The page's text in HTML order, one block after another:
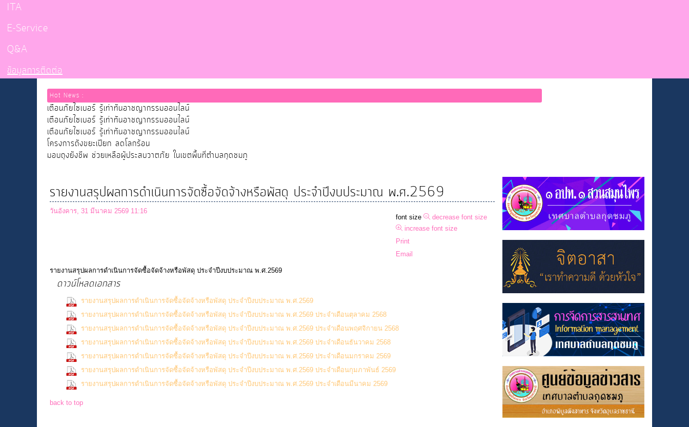
ITA
E-Service
Q&A
ข้อมูลการติดต่อ
Hot News :
เตือนภัยไซเบอร์ รู้เท่าทันอาชญากรรมออนไลน์
เตือนภัยไซเบอร์ รู้เท่าทันอาชญากรรมออนไลน์
เตือนภัยไซเบอร์ รู้เท่าทันอาชญากรรมออนไลน์
โครงการถังขยะเปียก ลดโลกร้อน
มอบถุงยังชีพ ช่วยเหลือผู้ประสบวาตภัย ในเขตพื้นที่ตำบลกุดชมภู
รายงานสรุปผลการดำเนินการจัดซื้อจัดจ้างหรือพัสดุ ประจำปีงบประมาณ พ.ศ.2569
วันอังคาร, 31 มีนาคม 2569 11:16
font size
decrease font size
increase font size
Print
Email
รายงานสรุปผลการดำเนินการจัดซื้อจัดจ้างหรือพัสดุ ประจำปีงบประมาณ พ.ศ.2569
ดาวน์โหลดเอกสาร
รายงานสรุปผลการดำเนินการจัดซื้อจัดจ้างหรือพัสดุ ประจำปีงบประมาณ พ.ศ.2569
รายงานสรุปผลการดำเนินการจัดซื้อจัดจ้างหรือพัสดุ ประจำปีงบประมาณ พ.ศ.2569 ประจำเดือนตุลาคม 2568
รายงานสรุปผลการดำเนินการจัดซื้อจัดจ้างหรือพัสดุ ประจำปีงบประมาณ พ.ศ.2569 ประจำเดือนพฤศจิกายน 2568
รายงานสรุปผลการดำเนินการจัดซื้อจัดจ้างหรือพัสดุ ประจำปีงบประมาณ พ.ศ.2569 ประจำเดือนธันวาคม 2568
รายงานสรุปผลการดำเนินการจัดซื้อจัดจ้างหรือพัสดุ ประจำปีงบประมาณ พ.ศ.2569 ประจำเดือนมกราคม 2569
รายงานสรุปผลการดำเนินการจัดซื้อจัดจ้างหรือพัสดุ ประจำปีงบประมาณ พ.ศ.2569 ประจำเดือนกุมภาพันธ์ 2569
รายงานสรุปผลการดำเนินการจัดซื้อจัดจ้างหรือพัสดุ ประจำปีงบประมาณ พ.ศ.2569 ประจำเดือนมีนาคม 2569
back to top